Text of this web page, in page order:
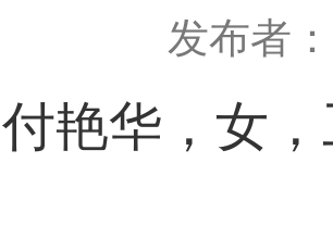
发布者
付艳华，女